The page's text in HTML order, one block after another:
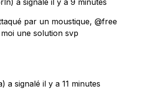
par un moustique, @free
une solution svp
a signalé il y a 11 minutes